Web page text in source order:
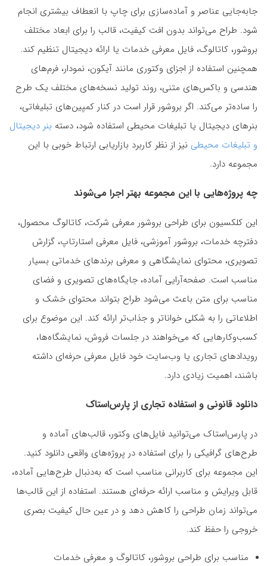
جابه‌جایی عناصر و آماده‌سازی برای چاپ با انعطاف بیشتری انجام
شود. طراح می‌تواند بدون افت کیفیت، قالب را برای ابعاد مختلف
بروشور، کاتالوگ، فایل معرفی خدمات یا ارائه دیجیتال تنظیم کند.
همچنین استفاده از اجزای وکتوری مانند آیکون، نمودار، فرم‌های
هندسی و باکس‌های متنی، روند تولید نسخه‌های مختلف یک طرح
را ساده‌تر می‌کند. اگر بروشور قرار است در کنار کمپین‌های تبلیغاتی،
بنرهای دیجیتال یا تبلیغات محیطی استفاده شود، دسته بنر دیجیتال
و تبلیغات محیطی نیز از نظر کاربرد بازاریابی ارتباط خوبی با این
مجموعه دارد.
چه پروژه‌هایی با این مجموعه بهتر اجرا می‌شوند
این کلکسیون برای طراحی بروشور معرفی شرکت، کاتالوگ محصول،
دفترچه خدمات، بروشور آموزشی، فایل معرفی استارتاپ، گزارش
تصویری، محتوای نمایشگاهی و معرفی برندهای خدماتی بسیار
مناسب است. صفحه‌آرایی آماده، جایگاه‌های تصویری و فضای
مناسب برای متن باعث می‌شود طراح بتواند محتوای خشک و
اطلاعاتی را به شکلی خواناتر و جذاب‌تر ارائه کند. این موضوع برای
کسب‌وکارهایی که می‌خواهند در جلسات فروش، نمایشگاه‌ها،
رویدادهای تجاری یا وب‌سایت خود فایل معرفی حرفه‌ای داشته
باشند، اهمیت زیادی دارد.
دانلود قانونی و استفاده تجاری از پارس‌استاک
در پارس‌استاک می‌توانید فایل‌های وکتور، قالب‌های آماده و
طرح‌های گرافیکی را برای استفاده در پروژه‌های واقعی دانلود کنید.
این مجموعه برای کاربرانی مناسب است که به‌دنبال طرح‌هایی آماده،
قابل ویرایش و مناسب ارائه حرفه‌ای هستند. استفاده از این قالب‌ها
می‌تواند زمان طراحی را کاهش دهد و در عین حال کیفیت بصری
خروجی را حفظ کند.
مناسب برای طراحی بروشور، کاتالوگ و معرفی خدمات